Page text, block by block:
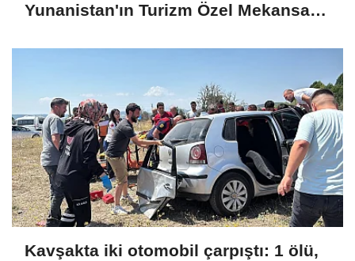
Yunanistan'ın Turizm Özel Mekansal
Kavşakta iki otomobil çarpıştı: 1 ölü,